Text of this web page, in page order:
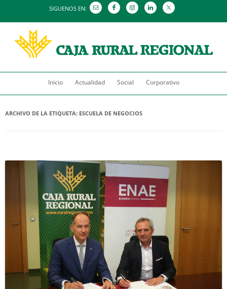
SIGUENOS EN:
Saltar
al
Inicio Actualidad Social Corporativo
ARCHIVO DE LA ETIQUETA: ESCUELA DE NEGOCIOS